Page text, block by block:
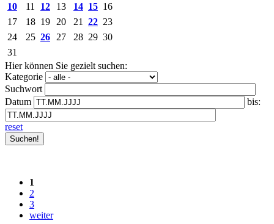
10
11 12 13 14 15 16
17
18 19 20 21 22 23
24
25 26 27 28 29 30
31
Hier können Sie gezielt suchen:
Kategorie
Suchwort
Datum
bis:
reset
1
2
3
weiter